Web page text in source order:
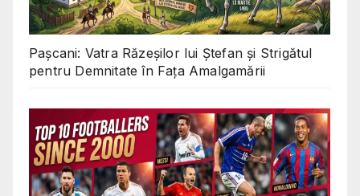
Pașcani: Vatra Răzeșilor lui Ștefan și Strigătul
pentru Demnitate în Fața Amalgamării